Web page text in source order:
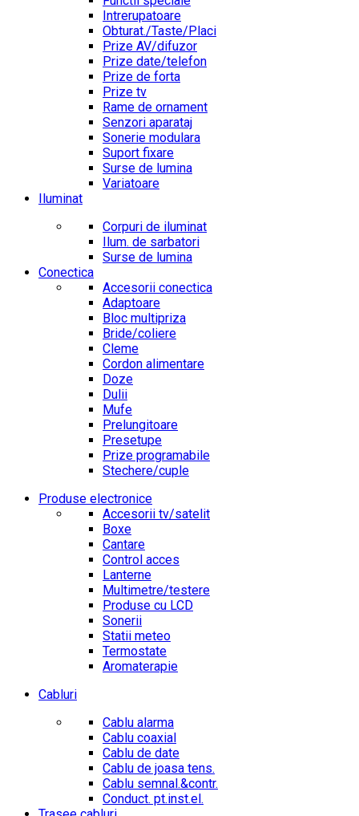
Intrerupatoare
Obturat./Taste/Placi
Prize AV/difuzor
Prize date/telefon
Prize de forta
Prize tv
Rame de ornament
Senzori aparataj
Sonerie modulara
Suport fixare
Surse de lumina
Variatoare
Iluminat
Corpuri de iluminat
Ilum. de sarbatori
Surse de lumina
Conectica
Accesorii conectica
Adaptoare
Bloc multipriza
Bride/coliere
Cleme
Cordon alimentare
Doze
Dulii
Mufe
Prelungitoare
Presetupe
Prize programabile
Stechere/cuple
Produse electronice
Accesorii tv/satelit
Boxe
Cantare
Control acces
Lanterne
Multimetre/testere
Produse cu LCD
Sonerii
Statii meteo
Termostate
Aromaterapie
Cabluri
Cablu alarma
Cablu coaxial
Cablu de date
Cablu de joasa tens.
Cablu semnal.&contr.
Conduct. pt.inst.el.